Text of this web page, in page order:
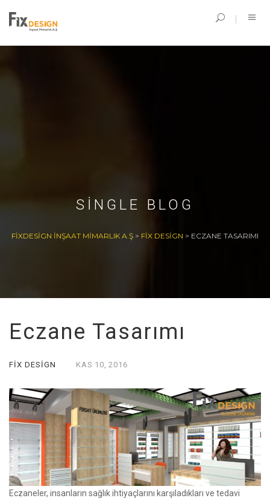
SINGLE BLOG
FIXDESIGN İNŞAAT MIMARLIK A.Ş > FIX DESIGN > ECZANE TASARIMI
Eczane Tasarımı
FIX DESIGN KAS 10, 2016
Eczaneler, insanların sağlık ihtiyaçlarını karşıladıkları ve tedavi